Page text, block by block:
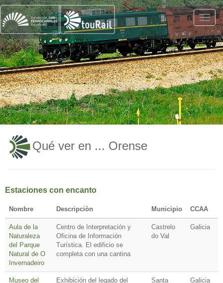
Qué ver en ... Orense
Estaciones con encanto
Nombre Descripciòn Municipio CCAA
Aula de la
Naturaleza
del Parque
Natural de O
Invernadeiro
Centro de Interpretación y
Oficina de Información
Turística. El edificio se
completa con una cantina
Castrelo
do Val
Galicia
Museo del
Exhibición del legado del
Santa
Galicia